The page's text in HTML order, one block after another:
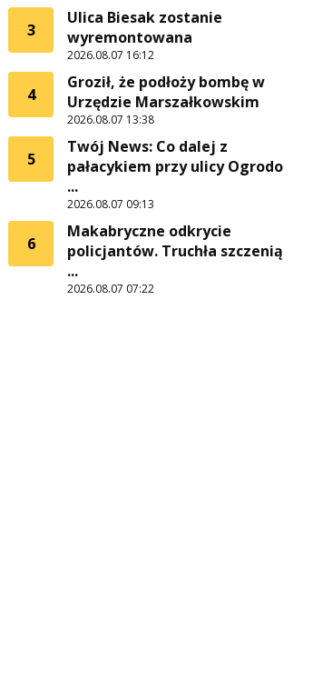
3
Ulica Biesak zostanie
wyremontowana
2026.08.07 16:12
4
Groził, że podłoży bombę w
Urzędzie Marszałkowskim
2026.08.07 13:38
5
Twój News: Co dalej z
pałacykiem przy ulicy Ogrodo
...
2026.08.07 09:13
6
Makabryczne odkrycie
policjantów. Truchła szczenią
...
2026.08.07 07:22